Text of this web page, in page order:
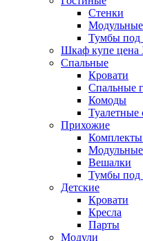
Стенки
Тумбы под
Шкаф купе цена
Спальные
Кровати
Спальные
Комоды
Туалетные
Прихожие
Вешалки
Тумбы под
Детские
Кровати
Кресла
Парты
Модули